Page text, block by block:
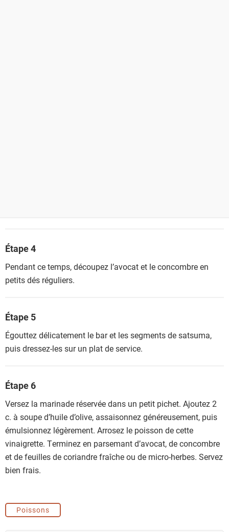
Étape 4
Pendant ce temps, découpez l’avocat et le concombre en
petits dés réguliers.
Étape 5
Égouttez délicatement le bar et les segments de satsuma,
puis dressez-les sur un plat de service.
Étape 6
Versez la marinade réservée dans un petit pichet. Ajoutez 2
c. à soupe d’huile d’olive, assaisonnez généreusement, puis
émulsionnez légèrement. Arrosez le poisson de cette
vinaigrette. Terminez en parsemant d’avocat, de concombre
et de feuilles de coriandre fraîche ou de micro-herbes. Servez
bien frais.
Poissons